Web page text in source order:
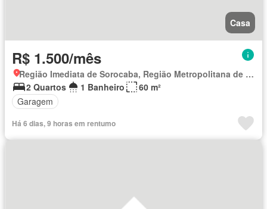
Casa
R$ 1.500/mês
Região Imediata de Sorocaba, Região Metropolitana de Sorocaba
2 Quartos
1 Banheiro
60 m²
Garagem
Há 6 dias, 9 horas em rentumo